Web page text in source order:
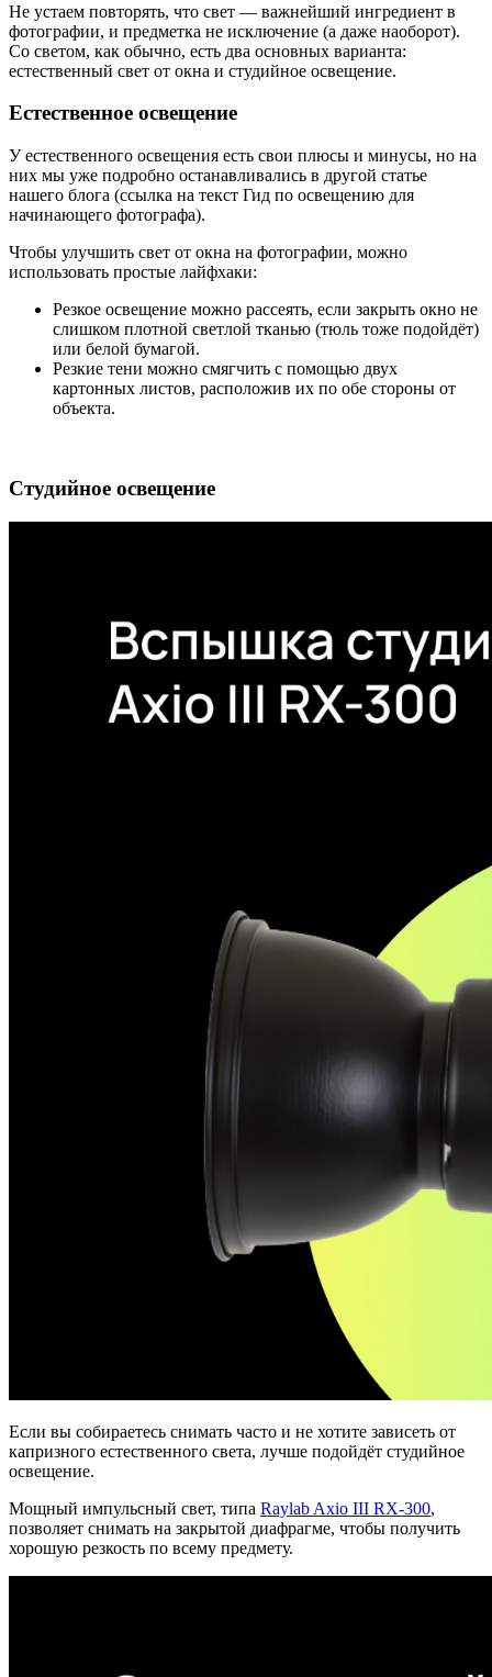
Не устаем повторять, что свет — важнейший ингредиент в
фотографии, и предметка не исключение (а даже наоборот).
Со светом, как обычно, есть два основных варианта:
естественный свет от окна и студийное освещение.
Естественное освещение
У естественного освещения есть свои плюсы и минусы, но на
них мы уже подробно останавливались в другой статье
нашего блога (ссылка на текст Гид по освещению для
начинающего фотографа).
Чтобы улучшить свет от окна на фотографии, можно
использовать простые лайфхаки:
Резкое освещение можно рассеять, если закрыть окно не
слишком плотной светлой тканью (тюль тоже подойдёт)
или белой бумагой.
Резкие тени можно смягчить с помощью двух
картонных листов, расположив их по обе стороны от
объекта.
Студийное освещение
Если вы собираетесь снимать часто и не хотите зависеть от
капризного естественного света, лучше подойдёт студийное
освещение.
Мощный импульсный свет, типа Raylab Axio III RX-300,
позволяет снимать на закрытой диафрагме, чтобы получить
хорошую резкость по всему предмету.